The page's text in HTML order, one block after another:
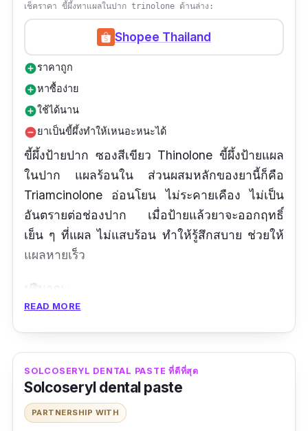
เช็คราคา ขี้ผึ้งทาแผลในปาก trinolone ด้านล่าง:
Shopee Thailand
add_circleราคาถูก
add_circleหาซื้อง่าย
add_circleใช้ได้นาน
remove_circleยาเป็นขี้ผึ้งทำให้เหนอะหนะได้
ขี้ผึ้งป้ายปาก ซองสีเขียว Thinolone ขี้ผึ้งป้ายแผล
ในปาก แผลร้อนใน ส่วนผสมหลักของยานี้ก็คือ
Triamcinolone อ่อนโยน ไม่ระคายเคือง ไม่เป็น
อันตรายต่อช่องปาก เมื่อป้ายแล้วยาจะออกฤทธิ์
เย็น ๆ ที่แผล ไม่แสบร้อน ทำให้รู้สึกสบาย ช่วยให้
แผลหายเร็ว
ปริมาณ
เป็นผลิตภัณฑ์ป้ายปากดีมากๆสามารถลดความ
เจ็บของเหงือกและ และเป็นแผลในปาก
ข้อดี
READ MORE
SOLCOSERYL DENTAL PASTE ที่ดีที่สุด
Solcoseryl dental paste
PARTNERSHIP WITH